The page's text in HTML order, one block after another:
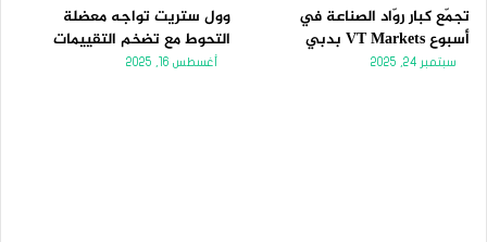
تجمّع كبار روّاد الصناعة في
أسبوع VT Markets بدبي
سبتمبر 24, 2025
وول ستريت تواجه معضلة
التحوط مع تضخم التقييمات
أغسطس 16, 2025